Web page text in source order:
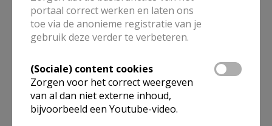
martine.dm88@gmail.com
Contactpersoon voor Heilig Hart, Heiende
Daniel Van Nieuwenhuyze
daniel.vannieuwenhuyze@telenet.be
portaal correct werken en laten ons
toe via de anonieme registratie van je
gebruik deze verder te verbeteren.
(Sociale) content cookies
Zorgen voor het correct weergeven
van al dan niet externe inhoud,
bijvoorbeeld een Youtube-video.